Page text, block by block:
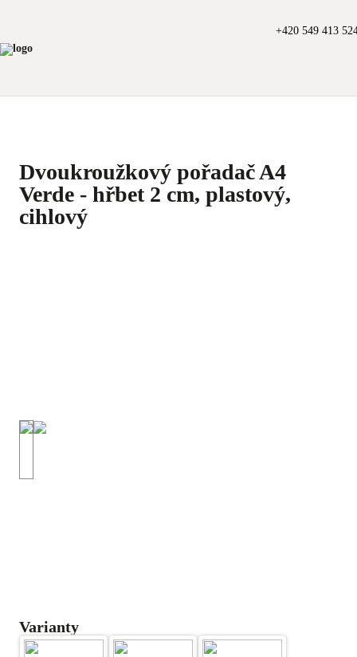
+420 549 413
Dvoukroužkový pořadač A4
Verde - hřbet 2 cm, plastový,
cihlový
Varianty